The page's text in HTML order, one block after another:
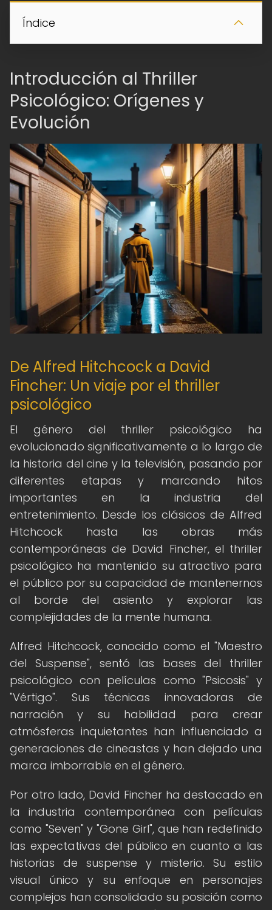
Índice
Introducción al Thriller
Psicológico: Orígenes y
Evolución
De Alfred Hitchcock a David
Fincher: Un viaje por el thriller
psicológico
El género del thriller psicológico ha
evolucionado significativamente a lo largo de
la historia del cine y la televisión, pasando por
diferentes etapas y marcando hitos
importantes en la industria del
entretenimiento. Desde los clásicos de Alfred
Hitchcock hasta las obras más
contemporáneas de David Fincher, el thriller
psicológico ha mantenido su atractivo para
el público por su capacidad de mantenernos
al borde del asiento y explorar las
complejidades de la mente humana.
Alfred Hitchcock, conocido como el "Maestro
del Suspense", sentó las bases del thriller
psicológico con películas como "Psicosis" y
"Vértigo". Sus técnicas innovadoras de
narración y su habilidad para crear
atmósferas inquietantes han influenciado a
generaciones de cineastas y han dejado una
marca imborrable en el género.
Por otro lado, David Fincher ha destacado en
la industria contemporánea con películas
como "Seven" y "Gone Girl", que han redefinido
las expectativas del público en cuanto a las
historias de suspense y misterio. Su estilo
visual único y su enfoque en personajes
complejos han consolidado su posición como